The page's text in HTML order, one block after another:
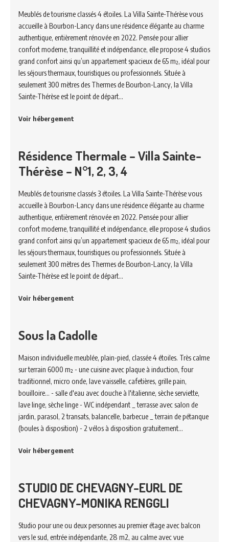
Meublés de tourisme classés 4 étoiles. La Villa Sainte-Thérèse vous
accueille à Bourbon-Lancy dans une résidence élégante au charme
authentique, entièrement rénovée en 2022. Pensée pour allier
confort moderne, tranquillité et indépendance, elle propose 4 studios
grand confort ainsi qu’un appartement spacieux de 65 m², idéal pour
les séjours thermaux, touristiques ou professionnels. Située à
seulement 300 mètres des Thermes de Bourbon-Lancy, la Villa
Sainte-Thérèse est le point de départ…
Voir hébergement
Résidence Thermale – Villa Sainte-
Thérèse – N°1, 2, 3, 4
Meublés de tourisme classés 3 étoiles. La Villa Sainte-Thérèse vous
accueille à Bourbon-Lancy dans une résidence élégante au charme
authentique, entièrement rénovée en 2022. Pensée pour allier
confort moderne, tranquillité et indépendance, elle propose 4 studios
grand confort ainsi qu’un appartement spacieux de 65 m², idéal pour
les séjours thermaux, touristiques ou professionnels. Située à
seulement 300 mètres des Thermes de Bourbon-Lancy, la Villa
Sainte-Thérèse est le point de départ…
Voir hébergement
Sous la Cadolle
Maison individuelle meublée, plain-pied, classée 4 étoiles. Très calme
sur terrain 6000 m² - une cuisine avec plaque à induction, four
traditionnel, micro onde, lave vaisselle, cafetières, grille pain,
bouilloire... - salle d'eau avec douche à l'italienne, sèche serviette,
lave linge, sèche linge - WC indépendant _ terrasse avec salon de
jardin, parasol, 2 transats, balancelle, barbecue _ terrain de pétanque
(boules à disposition) - 2 vélos à disposition gratuitement…
Voir hébergement
STUDIO DE CHEVAGNY-EURL DE
CHEVAGNY-MONIKA RENGGLI
Studio pour une ou deux personnes au premier étage avec balcon
vers le sud, entrée indépendante, 28 m2, au calme avec vue